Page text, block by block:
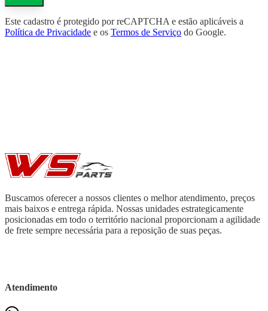
Este cadastro é protegido por reCAPTCHA e estão aplicáveis a
Política de Privacidade e os Termos de Serviço do Google.
Buscamos oferecer a nossos clientes o melhor atendimento, preços
mais baixos e entrega rápida. Nossas unidades estrategicamente
posicionadas em todo o território nacional proporcionam a agilidade
de frete sempre necessária para a reposição de suas peças.
Atendimento